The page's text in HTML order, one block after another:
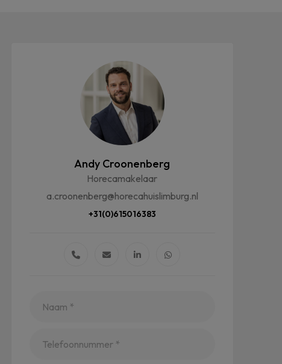
Andy Croonenberg
Horecamakelaar
a.croonenberg@horecahuislimburg.nl
+31(0)615016383